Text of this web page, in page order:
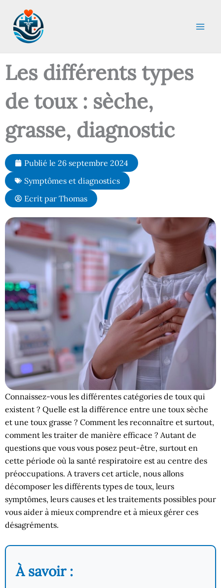
contenu
Les différents types
de toux : sèche,
grasse, diagnostic
Publié le 26 septembre 2024
Symptômes et diagnostics
Ecrit par Thomas
Connaissez-vous les différentes catégories de toux qui
existent ? Quelle est la différence entre une toux sèche
et une toux grasse ? Comment les reconnaître et surtout,
comment les traiter de manière efficace ? Autant de
questions que vous vous posez peut-être, surtout en
cette période où la santé respiratoire est au centre des
préoccupations. A travers cet article, nous allons
décomposer les différents types de toux, leurs
symptômes, leurs causes et les traitements possibles pour
vous aider à mieux comprendre et à mieux gérer ces
désagréments.
À savoir :